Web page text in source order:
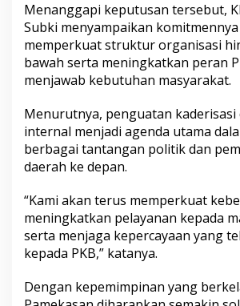
Menanggapi keputusan tersebut,
Subki menyampaikan
memperkuat struktur organisasi
bawah serta meningkatkan peran
menjawab kebutuhan masyarakat.
Menurutnya, penguatan kaderisasi
internal menjadi agenda utama
berbagai tantangan politik dan
daerah ke depan.
“Kami akan terus memperkuat
meningkatkan pelayanan kepada
serta menjaga kepercayaan yang
kepada PKB,” katanya.
Dengan kepemimpinan yang